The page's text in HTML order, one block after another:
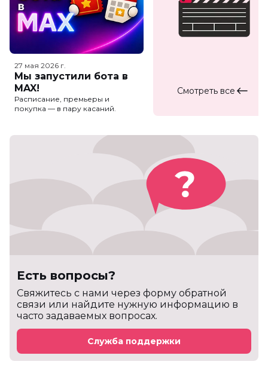
27 мая 2026 г.
Мы запустили бота в
MAX!
Расписание, премьеры и
покупка — в пару касаний.
Смотреть все
Есть вопросы?
Cвяжитесь с нами через форму обратной
связи или найдите нужную информацию в
часто задаваемых вопросах.
Служба поддержки